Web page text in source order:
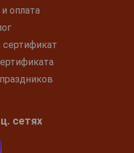
оплата
сетях